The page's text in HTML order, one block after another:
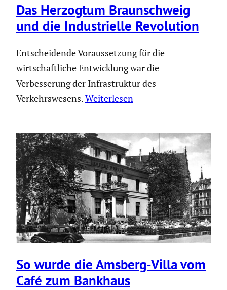
Das Herzogtum Braun­schweig
und die Indus­tri­elle Revolu­tion
Entscheidende Voraussetzung für die
wirtschaftliche Entwicklung war die
Verbesserung der Infrastruktur des
Verkehrswesens.Weiterlesen
So wurde die Amsberg-Villa vom
Café zum Bankhaus